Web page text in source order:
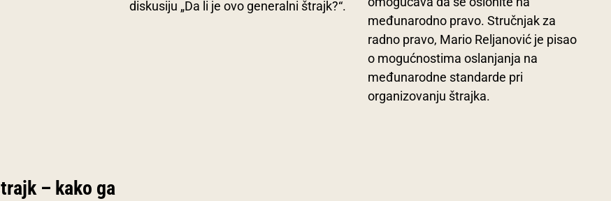
diskusiju „Da li je ovo generalni štrajk?“.
međunarodno pravo. Stručnjak za
radno pravo, Mario Reljanović je pisao
o mogućnostima oslanjanja na
međunarodne standarde pri
organizovanju štrajka.
– kako ga